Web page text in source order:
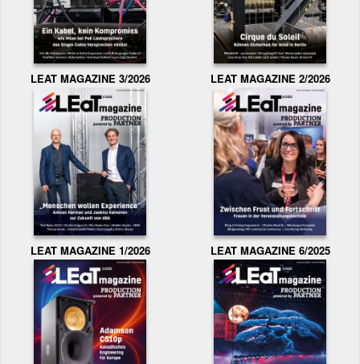
LEAT MAGAZINE 3/2026 LEAT MAGAZINE 2/2026
LEAT MAGAZINE 1/2026 LEAT MAGAZINE 6/2025